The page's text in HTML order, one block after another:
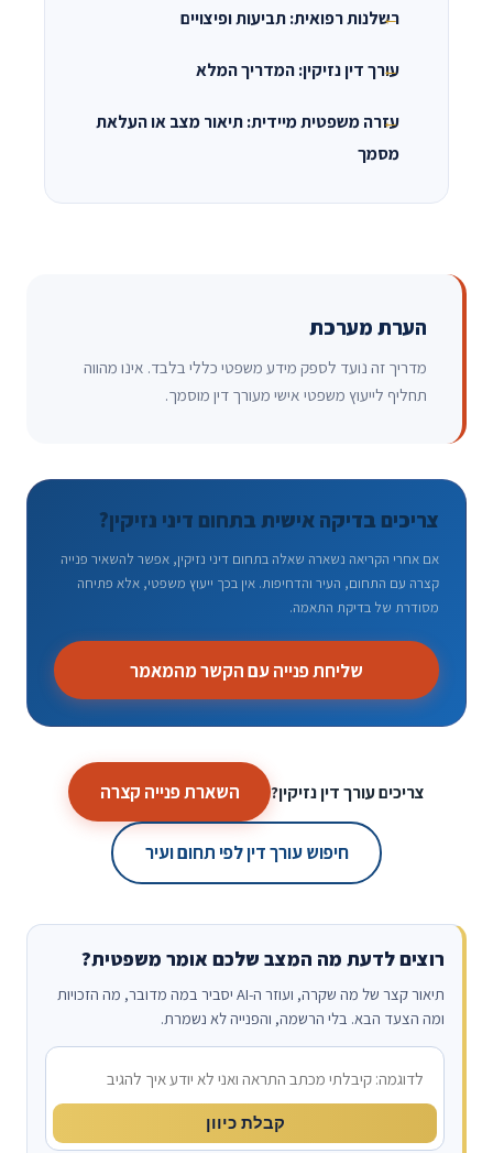
רשלנות רפואית: תביעות ופיצויים
עורך דין נזיקין: המדריך המלא
עזרה משפטית מיידית: תיאור מצב או העלאת
מסמך
הערת מערכת
מדריך זה נועד לספק מידע משפטי כללי בלבד. אינו מהווה
תחליף לייעוץ משפטי אישי מעורך דין מוסמך.
צריכים בדיקה אישית בתחום דיני נזיקין?
אם אחרי הקריאה נשארה שאלה בתחום דיני נזיקין, אפשר להשאיר פנייה
קצרה עם התחום, העיר והדחיפות. אין בכך ייעוץ משפטי, אלא פתיחה
מסודרת של בדיקת התאמה.
שליחת פנייה עם הקשר מהמאמר
צריכים עורך דין נזיקין? השארת פנייה קצרה
חיפוש עורך דין לפי תחום ועיר
רוצים לדעת מה המצב שלכם אומר משפטית?
תיאור קצר של מה שקרה, ועוזר ה-AI יסביר במה מדובר, מה הזכויות
ומה הצעד הבא. בלי הרשמה, והפנייה לא נשמרת.
מה קרה?
קבלת כיוון